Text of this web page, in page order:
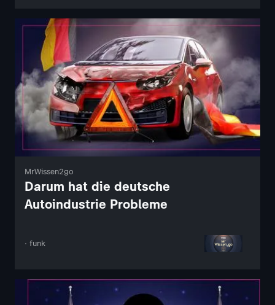
MrWissen2go
Darum hat die deutsche
Autoindustrie Probleme
· funk